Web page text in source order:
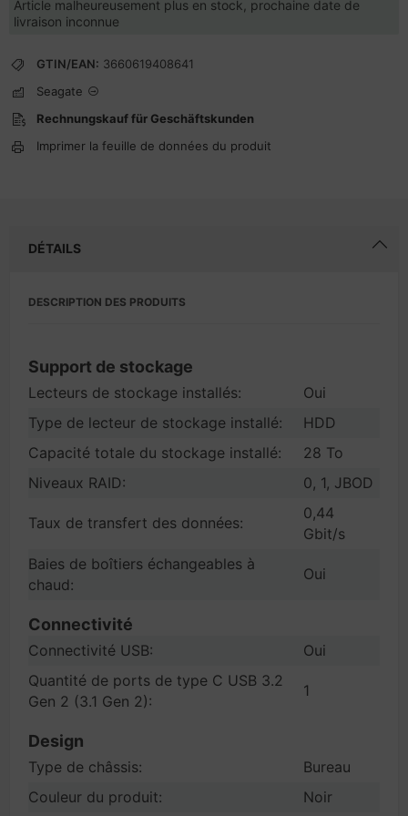
Article malheureusement plus en stock, prochaine date de
livraison inconnue
GTIN/EAN: 3660619408641
Seagate
Rechnungskauf für Geschäftskunden
Imprimer la feuille de données du produit
DÉTAILS
DESCRIPTION DES PRODUITS
Support de stockage
Lecteurs de stockage installés:
Oui
Type de lecteur de stockage installé:
HDD
Capacité totale du stockage installé:
28 To
Niveaux RAID:
0, 1, JBOD
Taux de transfert des données:
0,44
Gbit/s
Baies de boîtiers échangeables à
chaud:
Oui
Connectivité
Connectivité USB:
Oui
Quantité de ports de type C USB 3.2
Gen 2 (3.1 Gen 2):
1
Design
Type de châssis:
Bureau
Couleur du produit:
Noir